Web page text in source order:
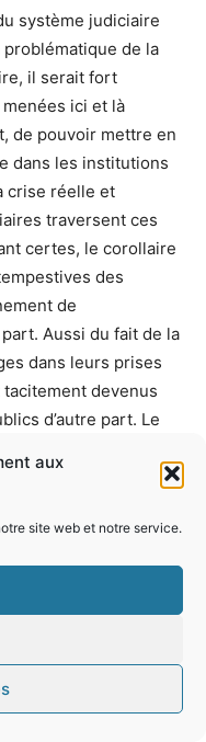
aux
site web et notre service.
système judiciaire
problématique de la
il serait fort
ici et là
de pouvoir mettre en
dans les institutions
crise réelle et
traversent ces
certes, le corollaire
des
de
part. Aussi du fait de la
dans leurs prises
devenus
d’autre part. Le
du juge. Ce qui est en
la justice notamment
Afrique de l’Ouest.
mauvaise
devoir utiliser
en Italie, en
assez éloquentes en
menées montrent